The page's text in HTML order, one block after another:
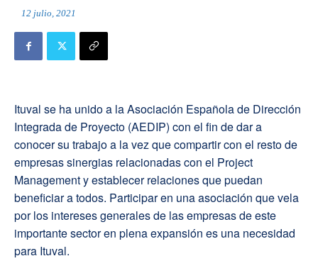
12 julio, 2021
Ituval se ha unido a la Asociación Española de Dirección
Integrada de Proyecto (AEDIP) con el fin de dar a
conocer su trabajo a la vez que compartir con el resto de
empresas sinergias relacionadas con el Project
Management y establecer relaciones que puedan
beneficiar a todos. Participar en una asociación que vela
por los intereses generales de las empresas de este
importante sector en plena expansión es una necesidad
para Ituval.